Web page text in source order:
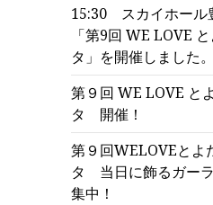
15:30 スカイホール
「第9回 WE LOVE
タ」を開催しました。
第９回 WE LOVE と
タ 開催！
第９回WELOVEとよ
タ 当日に飾るガー
集中！